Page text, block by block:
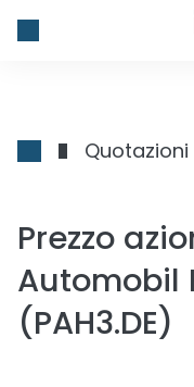
Quotazioni
Prezzo
Automobil
(PAH3.DE)